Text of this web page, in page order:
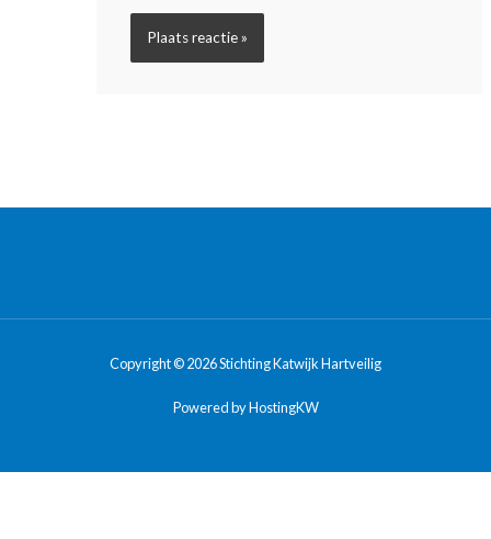
Copyright © 2026 Stichting Katwijk Hartveilig
Powered by HostingKW